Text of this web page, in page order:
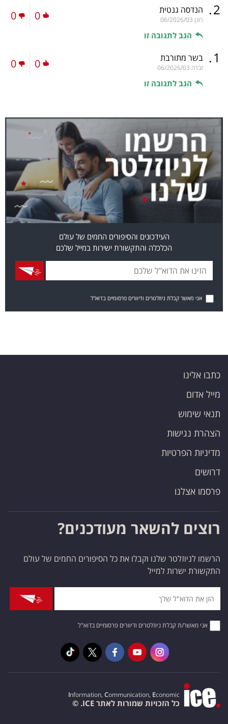
2
. הנדסה גנטית
רונן 06/2026/03
הגב לתגובה זו
0
0
1
. בשר מתורבת
זברה 06/2026/03
הגב לתגובה זו
0
0
העידכונים והסיפורים החמים של עולם
הכלכלה והתקשורת ישירות במייל שלכם
אני מאשר קבלת ניוזלטרים ודיוורים פרסומיים בדוא"ל
כתבו אלינו
מייל אדום
תנאי שימוש
הצהרת נגישות
מדיניות הפרטיות
דרושים
פרסמו אצלנו
רוצים להשאר מעודכנים?
הרשמו לניוזלטר שלנו וקבלו את כל הסיפורים החמים של עולם
התקשורת ישרות למייל
אני מאשר/ת קבלת ניוזלטרים ודיוורים פרסומיים בדוא"ל
Information, Communication, Economic
כל הזכויות שמורות לאתר ICE. ©